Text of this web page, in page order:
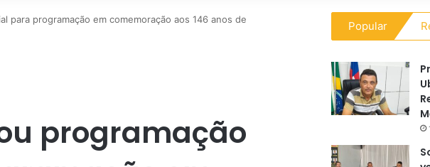
para programação em comemoração aos 146 anos de
programação
Popular